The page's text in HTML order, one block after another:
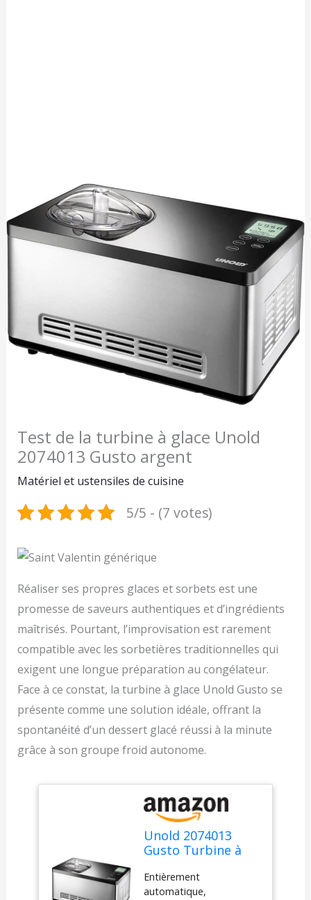
Test de la turbine à glace Unold
2074013 Gusto argent
Matériel et ustensiles de cuisine
5/5 - (7 votes)
Réaliser ses propres glaces et sorbets est une
promesse de saveurs authentiques et d’ingrédients
maîtrisés. Pourtant, l’improvisation est rarement
compatible avec les sorbetières traditionnelles qui
exigent une longue préparation au congélateur.
Face à ce constat, la turbine à glace Unold Gusto se
présente comme une solution idéale, offrant la
spontanéité d’un dessert glacé réussi à la minute
grâce à son groupe froid autonome.
Unold 2074013
Gusto Turbine à
Argent
Entièrement
automatique,